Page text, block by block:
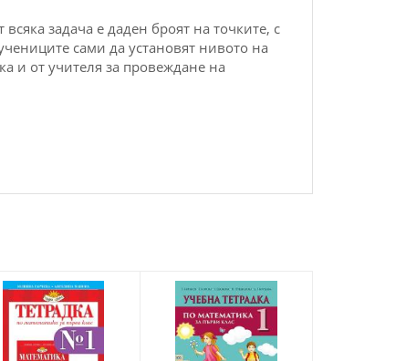
всяка задача е даден броят на точките, с
сами да установят нивото на
и от учителя за провеждане на